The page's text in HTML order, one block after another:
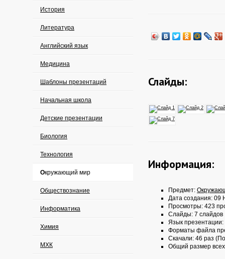
История
Литература
Английский язык
Медицина
Шаблоны презентаций
Начальная школа
Детские презентации
Биология
Технология
Окружающий мир
Обществознание
Информатика
Химия
МХК
Слайды:
Информация:
Предмет:
Дата создания: 09
Просмотры: 423
Слайды: 7 слайдов
Язык презентации:
Форматы файла
Скачали: 46 раз
Общий размер